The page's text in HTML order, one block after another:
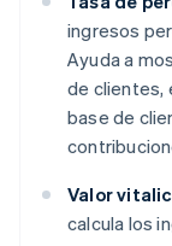
ingresos
Ayuda a
de clientes,
base de
Valor
calcula los